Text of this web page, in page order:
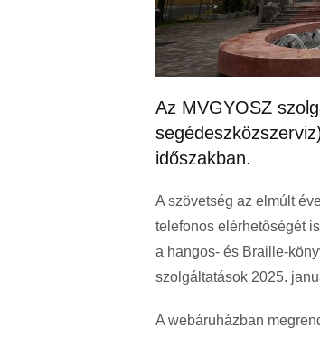
Az MVGYOSZ
időszakban.
A szövetség az elmúlt
telefonos elérhetőségét
a hangos- és Braille-
szolgáltatások 2025.
A webáruházban